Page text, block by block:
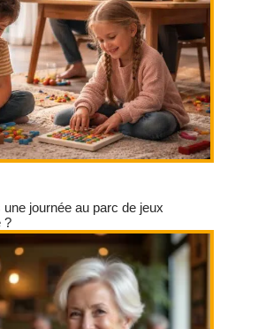
journée au parc de jeux
?